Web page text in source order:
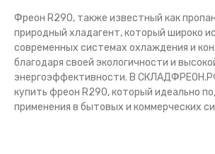
Фреон R290, также известный как
природный хладагент, который широко
современных системах охлаждения и
благодаря своей экологичности и
энергоэффективности. В
купить фреон R290, который идеально
применения в бытовых и коммерческих